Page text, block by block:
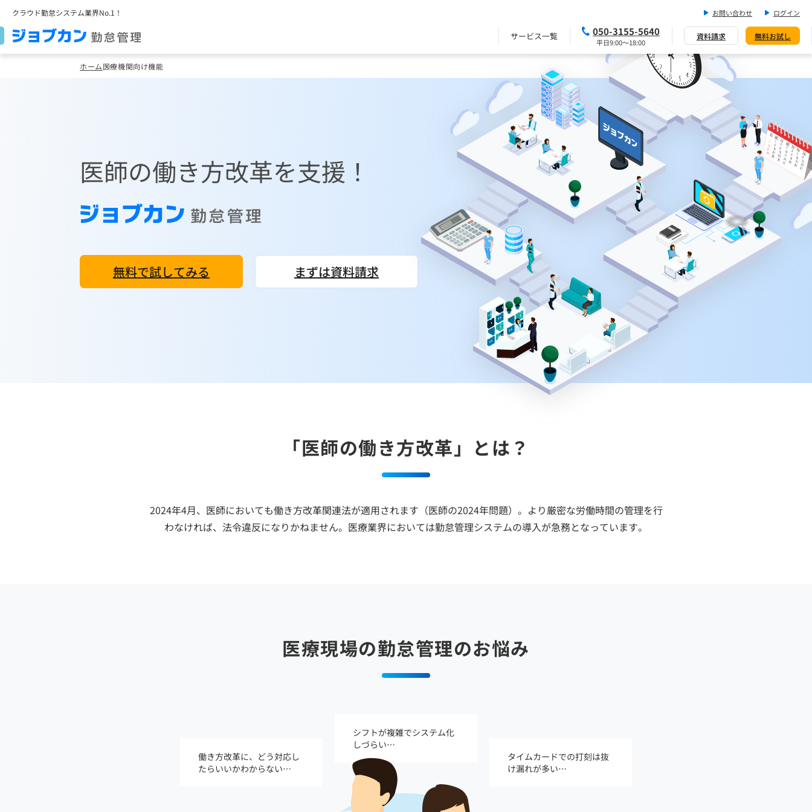
クラウド勤怠システム業界No.1！ お問い合わせ ログイン
サービス一覧 050-3155-5640
平日9:00～18:00
資料請求 無料お試し
ホーム医療機関向け機能
医師の働き方改革を支援！
無料で試してみる まずは資料請求
「医師の働き方改革」とは？
2024年4月、医師においても働き方改革関連法が適用されます（医師の2024年問題）。より厳密な労働時間の管理を行
わなければ、法令違反になりかねません。医療業界においては勤怠管理システムの導入が急務となっています。
医療現場の勤怠管理のお悩み
働き方改革に、どう対応し
たらいいかわからない…
シフトが複雑でシステム化
しづらい…
タイムカードでの打刻は抜
け漏れが多い…